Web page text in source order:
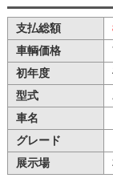
支払総額
車輌価格
初年度
型式
車名
グレード
展示場